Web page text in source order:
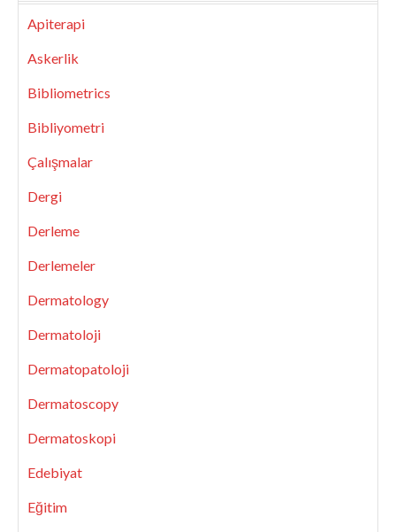
Apiterapi
Askerlik
Bibliometrics
Bibliyometri
Çalışmalar
Dergi
Derleme
Derlemeler
Dermatology
Dermatoloji
Dermatopatoloji
Dermatoscopy
Dermatoskopi
Edebiyat
Eğitim